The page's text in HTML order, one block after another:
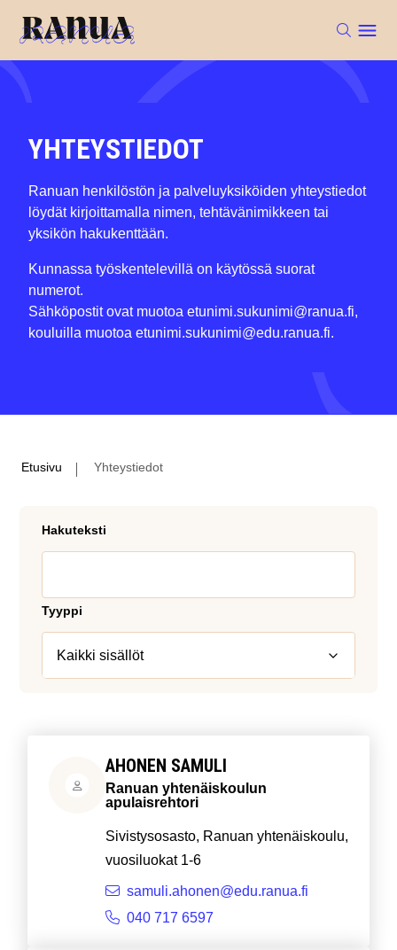
YHTEYSTIEDOT
Ranuan henkilöstön ja palveluyksiköiden yhteystiedot
löydät kirjoittamalla nimen, tehtävänimikkeen tai
yksikön hakukenttään.
Kunnassa työskentelevillä on käytössä suorat
numerot.
Sähköpostit ovat muotoa etunimi.sukunimi@ranua.fi,
kouluilla muotoa etunimi.sukunimi@edu.ranua.fi.
Etusivu Yhteystiedot
Hakuteksti
Tyyppi
AHONEN SAMULI
Ranuan yhtenäiskoulun
apulaisrehtori
Sivistysosasto, Ranuan yhtenäiskoulu,
vuosiluokat 1-6
samuli.ahonen@edu.ranua.fi
040 717 6597